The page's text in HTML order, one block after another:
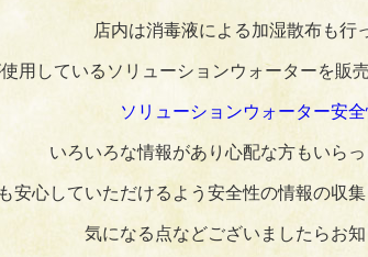
店内は消毒液による加湿散布も行
用しているソリューションウォーターを販
ソリューションウォーター安
いろいろな情報があり心配な方もいらっ
安心していただけるよう安全性の情報の収
気になる点などございましたらお知